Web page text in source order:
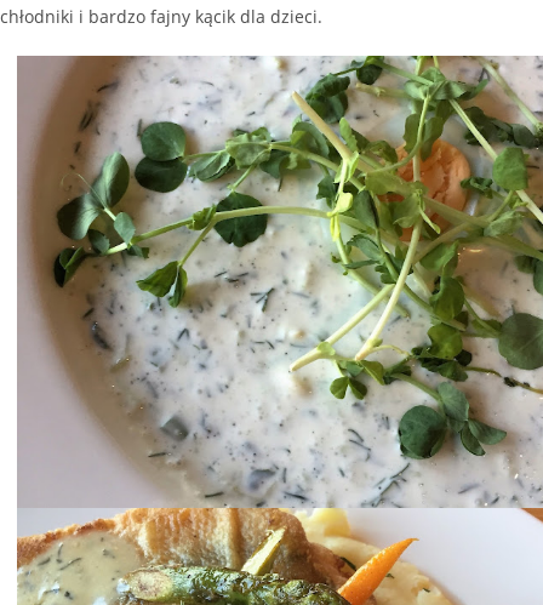
chłodniki i bardzo fajny kącik dla dzieci.